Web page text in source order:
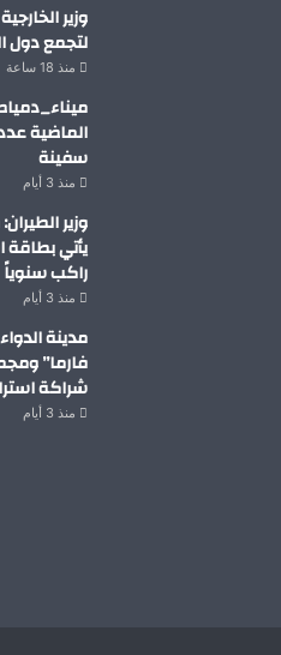
وزير
لتجمع دول
منذ 18 ساعة
سفينة
منذ 3 أيام
راكب سنوياً
منذ 3 أيام
مدينة
فارما”
شراكة
منذ 3 أيام